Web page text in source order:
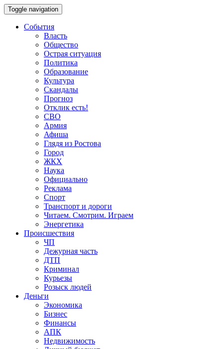
Toggle navigation
События
Власть
Общество
Острая ситуация
Политика
Образование
Культура
Скандалы
Прогноз
Отклик есть!
СВО
Армия
Афиша
Глядя из Ростова
Город
ЖКХ
Наука
Официально
Реклама
Спорт
Транспорт и дороги
Читаем. Смотрим. Играем
Энергетика
Происшествия
ЧП
Дежурная часть
ДТП
Криминал
Курьезы
Розыск людей
Деньги
Экономика
Бизнес
Финансы
АПК
Недвижимость